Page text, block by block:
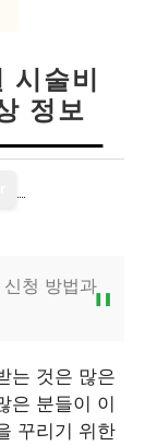
술비
정보
청 방법과
는 것은 많은
은 분들이 이
꾸리기 위한